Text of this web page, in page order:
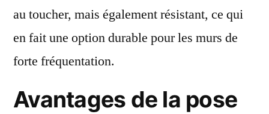
au toucher, mais également résistant, ce qui
en fait une option durable pour les murs de
forte fréquentation.
Avantages de la pose